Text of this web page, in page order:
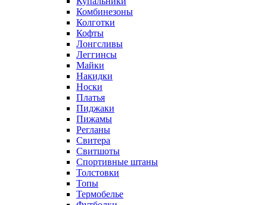
Комбинезоны
Колготки
Кофты
Лонгсливы
Леггинсы
Майки
Накидки
Носки
Платья
Пиджаки
Пижамы
Регланы
Свитера
Свитшоты
Спортивные штаны
Толстовки
Топы
Термобелье